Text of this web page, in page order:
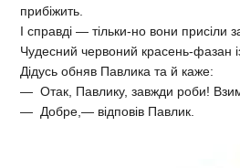
прибіжить.
І справді — тільки-но вони
Чудесний червоний красень-фазан
Дідусь обняв Павлика та й каже:
— Отак, Павлику, завжди роби!
— Добре,— відповів Павлик.